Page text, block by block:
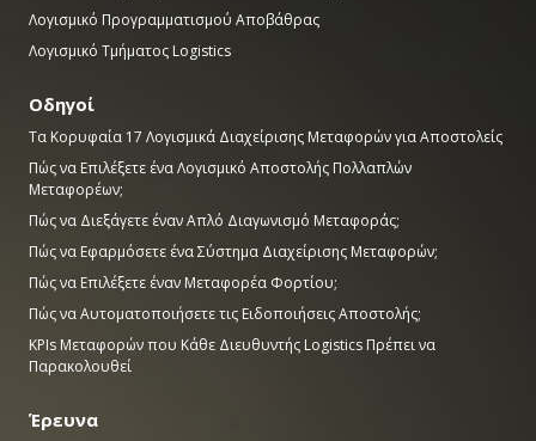
Λογισμικό Προγραμματισμού Αποβάθρας
Λογισμικό Τμήματος Logistics
Οδηγοί
Τα Κορυφαία 17 Λογισμικά Διαχείρισης Μεταφορών για Αποστολείς
Πώς να Επιλέξετε ένα Λογισμικό Αποστολής Πολλαπλών
Μεταφορέων;
Πώς να Διεξάγετε έναν Απλό Διαγωνισμό Μεταφοράς;
Πώς να Εφαρμόσετε ένα Σύστημα Διαχείρισης Μεταφορών;
Πώς να Επιλέξετε έναν Μεταφορέα Φορτίου;
Πώς να Αυτοματοποιήσετε τις Ειδοποιήσεις Αποστολής;
KPIs Μεταφορών που Κάθε Διευθυντής Logistics Πρέπει να
Παρακολουθεί
Έρευνα